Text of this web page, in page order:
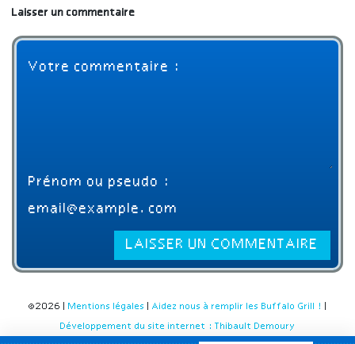
Laisser un commentaire
©2026 | Mentions légales Aidez nous à remplir les Buffalo Grill !
Développement du site internet : Thibault Demoury